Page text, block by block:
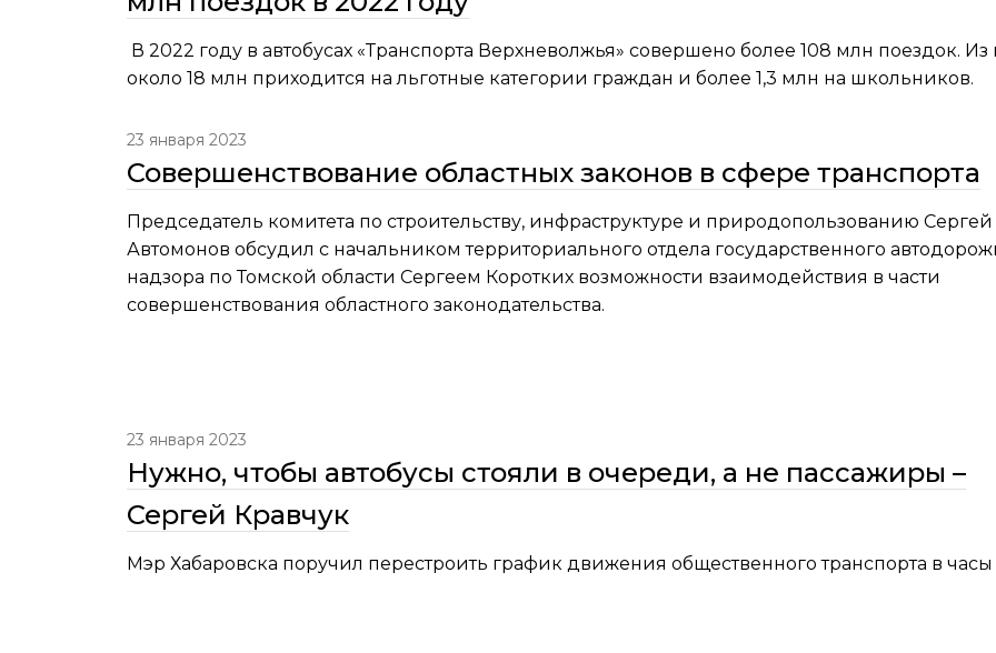
В 2022 году в автобусах «Транспорта Верхневолжья» совершено более 108 млн поездок. Из
около 18 млн приходится на льготные категории граждан и более 1,3 млн на школьников.
23 января 2023
Совершенствование областных законов в сфере транспорта
Председатель комитета по строительству, инфраструктуре и природопользованию Сергей
Автомонов обсудил с начальником территориального отдела государственного
надзора по Томской области Сергеем Коротких возможности взаимодействия в части
совершенствования областного законодательства.
23 января 2023
Нужно, чтобы автобусы стояли в очереди, а не пассажиры –
Сергей Кравчук
Мэр Хабаровска поручил перестроить график движения общественного транспорта в часы